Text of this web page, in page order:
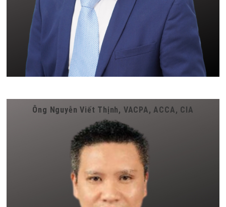
Ông Nguyễn Viết Thịnh, VACPA, ACCA, CIA